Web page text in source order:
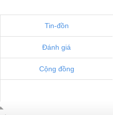
Tin-đồn
Đánh giá
Cộng đồng